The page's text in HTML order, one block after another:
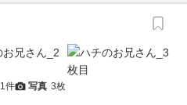
1件 写真 3枚